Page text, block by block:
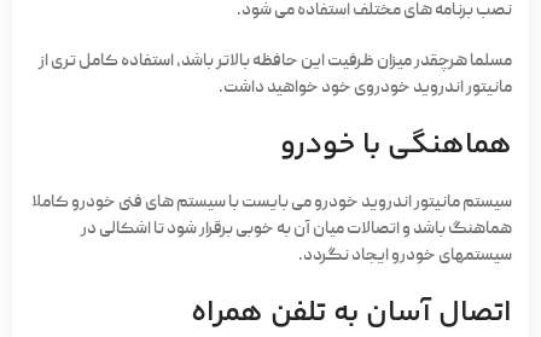
نصب برنامه­ های مختلف استفاده می­ شود.
مسلما هرچقدر میزان ظرفیت این حافظه بالاتر باشد، استفاده کامل‌ تری از
مانیتور اندروید خودروی خود خواهید داشت.
هماهنگی با خودرو
سیستم مانیتور اندروید خودرو می­ بایست با سیستم­ های فنی خودرو کاملا
هماهنگ باشد و اتصالات میان آن به خوبی برقرار شود تا اشکالی در
سیستم­های خودرو ایجاد نگردد.
اتصال آسان به تلفن همراه